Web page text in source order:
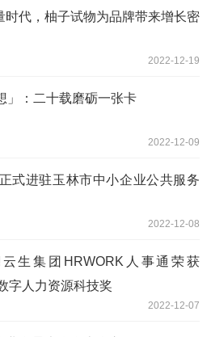
时代，柚子试物为品牌带来增长密
2022-12-19
」：二十载磨砺一张卡
2022-12-09
式进驻玉林市中小企业公共服务
2022-12-08
生集团HRWORK人事通荣获
字人力资源科技奖
2022-12-07